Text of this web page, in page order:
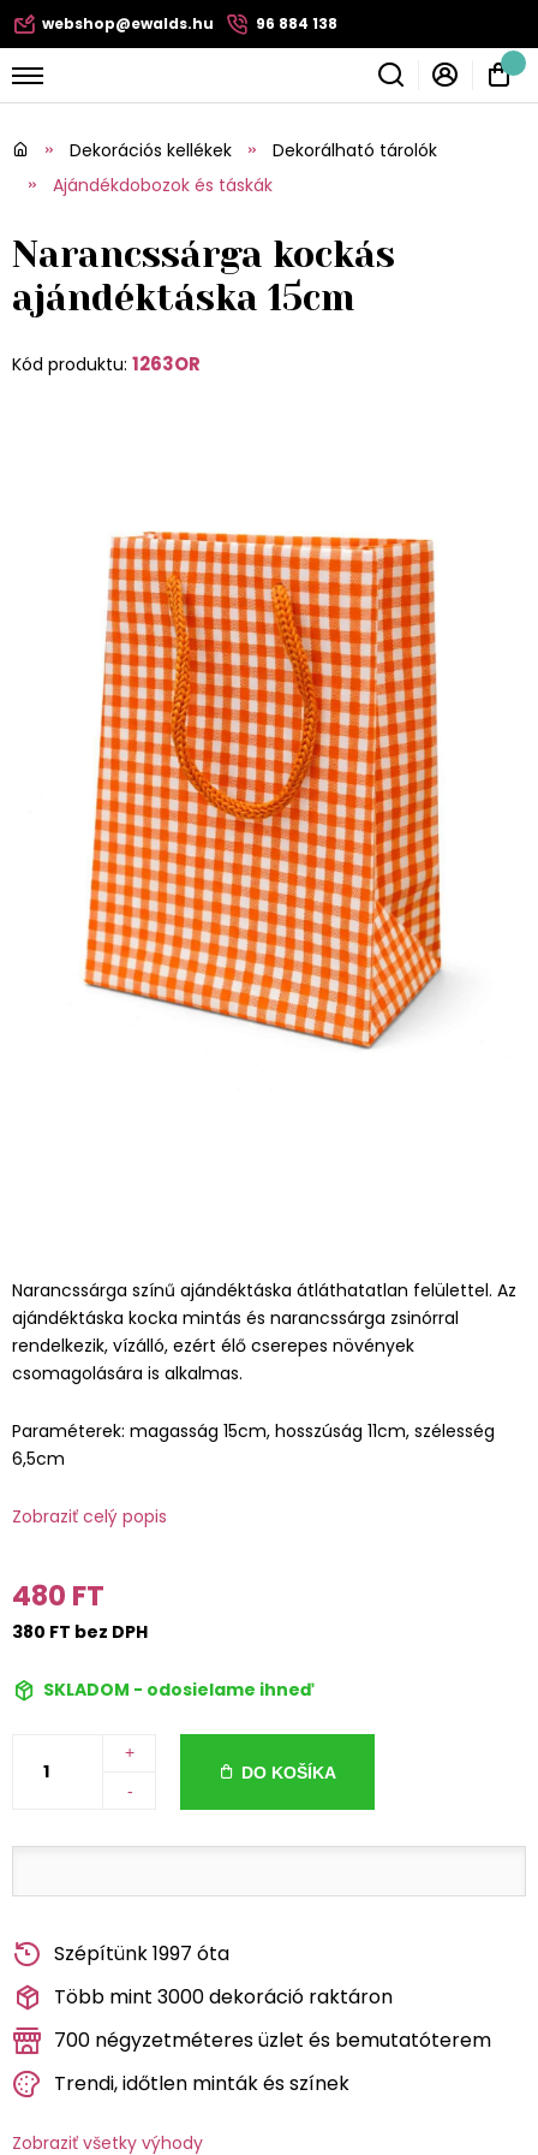
webshop@ewalds.hu 96 884 138
Dekorációs kellékek
Dekorálható tárolók
Ajándékdobozok és táskák
Narancssárga kockás
ajándéktáska 15cm
Kód produktu: 1263OR
Narancssárga színű ajándéktáska átláthatatlan felülettel. Az
ajándéktáska kocka mintás és narancssárga zsinórral
rendelkezik, vízálló, ezért élő cserepes növények
csomagolására is alkalmas.
Paraméterek: magasság 15cm, hosszúság 11cm, szélesség
6,5cm
Zobraziť celý popis
480 FT
380 FT bez DPH
SKLADOM - odosielame ihneď
+
-
DO KOŠÍKA
Szépítünk 1997 óta
Több mint 3000 dekoráció raktáron
700 négyzetméteres üzlet és bemutatóterem
Trendi, időtlen minták és színek
Zobraziť všetky výhody